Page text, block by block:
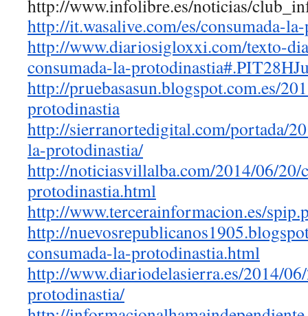
http://www.infolibre.es/noticias/
http://it.wasalive.com/es/consumada-
http://www.diariosigloxxi.com/texto-
consumada-la-protodinastia#.
http://pruebasasun.blogspot.com.es/
protodinastia
http://sierranortedigital.com/portada/
la-protodinastia/
http://noticiasvillalba.com/2014/06/20/
protodinastia.html
http://www.tercerainformacion.es/
http://nuevosrepublicanos1905.
consumada-la-protodinastia.html
http://www.diariodelasierra.es/2014/
protodinastia/